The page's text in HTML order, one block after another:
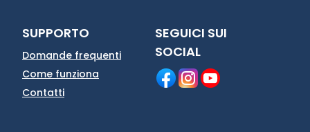
SUPPORTO
Domande frequenti
Come funziona
Contatti
SEGUICI SUI
SOCIAL